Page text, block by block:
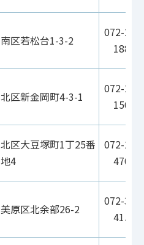
南区若松台1-3-2
072-297-
1881
北区新金岡町4-3-1
072-251-
1506
北区大豆塚町1丁25番
地4
072-252-
4700
美原区北余部26-2
072-363-
4150